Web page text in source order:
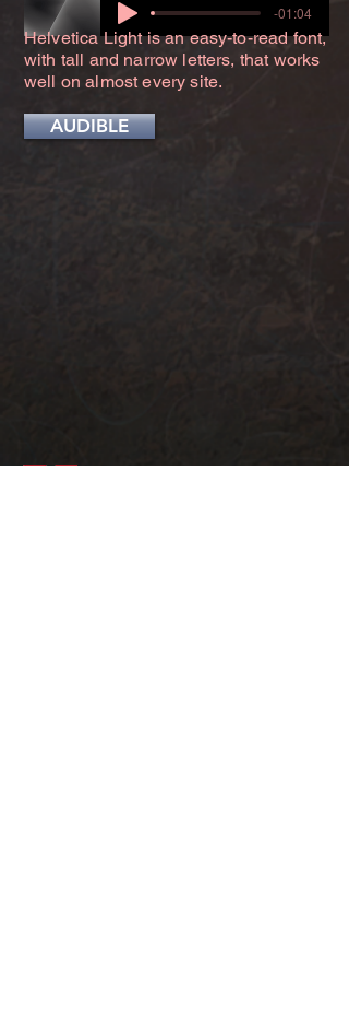
-01:04
Helvetica Light is an easy-to-read font,
with tall and narrow letters, that works
well on almost every site.
AUDIBLE